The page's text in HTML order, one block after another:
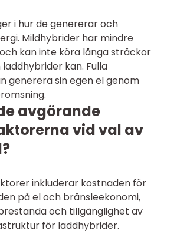
i hur de genererar och
Mildhybrider har mindre
kan inte köra långa sträckor
kan. Fulla
generera sin egen el genom
avgörande
vid val av
inkluderar kostnaden för
på el och bränsleekonomi,
och tillgänglighet av
för laddhybrider.